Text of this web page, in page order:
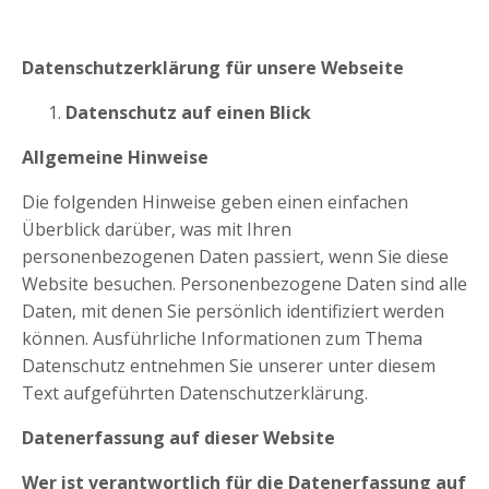
Datenschutzerklärung für unsere Webseite
Datenschutz auf einen Blick
Allgemeine Hinweise
Die folgenden Hinweise geben einen einfachen
Überblick darüber, was mit Ihren
personenbezogenen Daten passiert, wenn Sie diese
Website besuchen. Personenbezogene Daten sind alle
Daten, mit denen Sie persönlich identifiziert werden
können. Ausführliche Informationen zum Thema
Datenschutz entnehmen Sie unserer unter diesem
Text aufgeführten Datenschutzerklärung.
Datenerfassung auf dieser Website
Wer ist verantwortlich für die Datenerfassung auf